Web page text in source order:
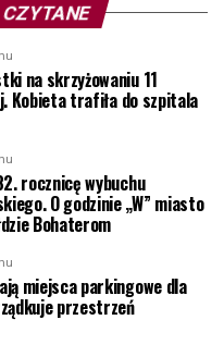
na skrzyżowaniu 11
Kobieta trafiła do szpitala
rocznicę wybuchu
O godzinie „W” miasto
Bohaterom
miejsca parkingowe dla
przestrzeń